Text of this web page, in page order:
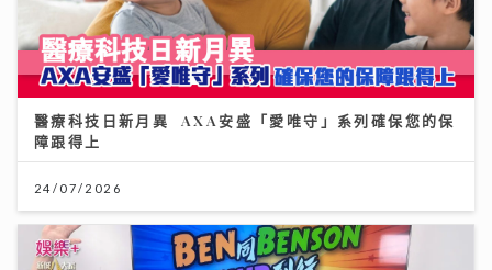
醫療科技日新月異 AXA安盛「愛唯守」系列確保您的保
障跟得上
24/07/2026